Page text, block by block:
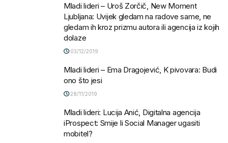
Mladi lideri – Uroš Zorčič, New Moment
Ljubljana: Uvijek gledam na radove same, ne
gledam ih kroz prizmu autora ili agencija iz kojih
dolaze
03/12/2019
Mladi lideri – Ema Dragojević, K pivovara: Budi
ono što jesi
28/11/2019
Mladi lideri: Lucija Anić, Digitalna agencija
iProspect: Smije li Social Manager ugasiti
mobitel?